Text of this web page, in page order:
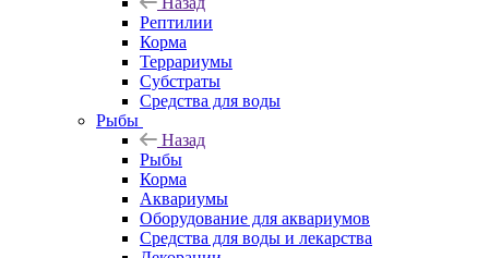
Рептилии
Корма
Террариумы
Субстраты
Средства для воды
Рыбы
Назад
Рыбы
Корма
Аквариумы
Оборудование для аквариумов
Средства для воды и лекарства